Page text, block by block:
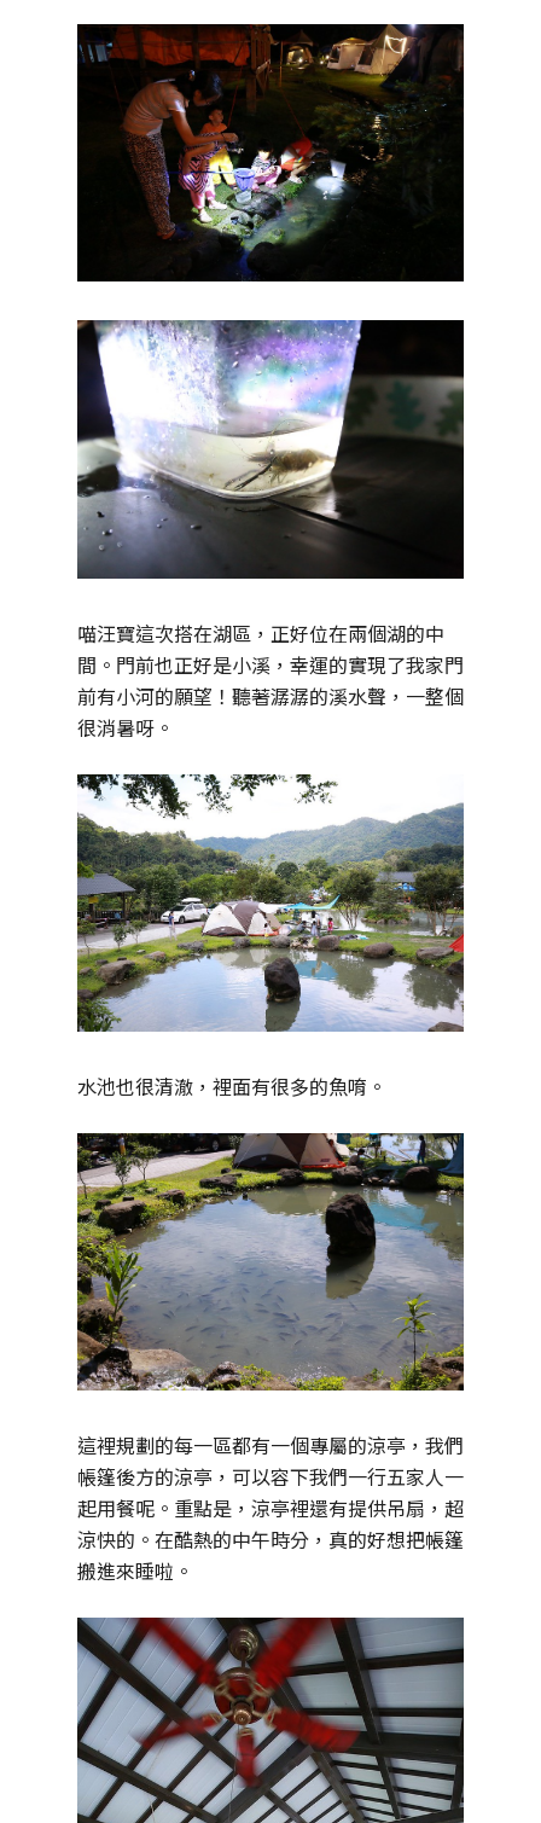
喵汪寶這次搭在湖區，正好位在兩個湖的中
間。門前也正好是小溪，幸運的實現了我家門
前有小河的願望！聽著潺潺的溪水聲，一整個
很消暑呀。
水池也很清澈，裡面有很多的魚唷。
這裡規劃的每一區都有一個專屬的涼亭，我們
帳篷後方的涼亭，可以容下我們一行五家人一
起用餐呢。重點是，涼亭裡還有提供吊扇，超
涼快的。在酷熱的中午時分，真的好想把帳篷
搬進來睡啦。